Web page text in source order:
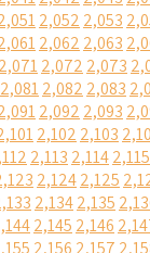
2,052 2,053
2,062 2,063
2,0712,072 2,073
2,0812,082 2,083
2,092 2,093
2,102 2,103
2,113 2,1142,115
2,1242,125
2,1342,135
2,145 2,146